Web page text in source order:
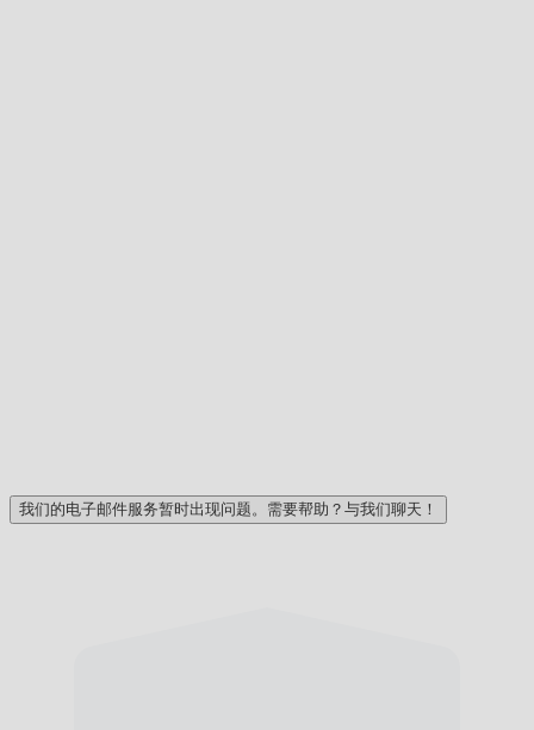
我们的电子邮件服务暂时出现问题。需要帮助？与我们聊天！